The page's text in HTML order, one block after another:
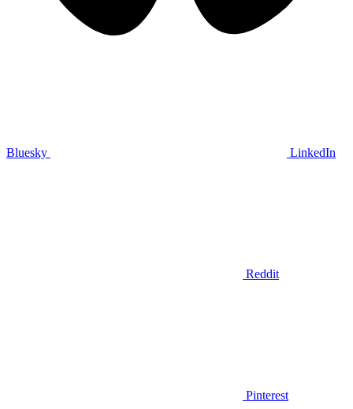
Bluesky LinkedIn
Reddit
Pinterest